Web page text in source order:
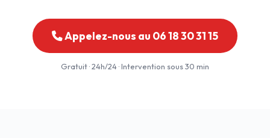
Appelez-nous au 06 18 30 31 15
Gratuit · 24h/24 · Intervention sous 30 min